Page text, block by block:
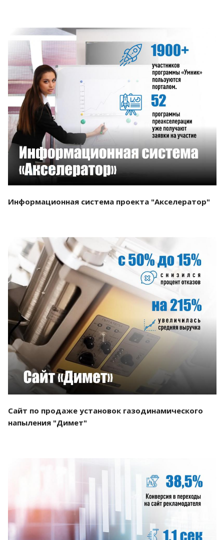
Смотреть проект
Информационная система проекта "Акселератор"
Смотреть проект
Сайт по продаже установок газодинамического
напыления "Димет"